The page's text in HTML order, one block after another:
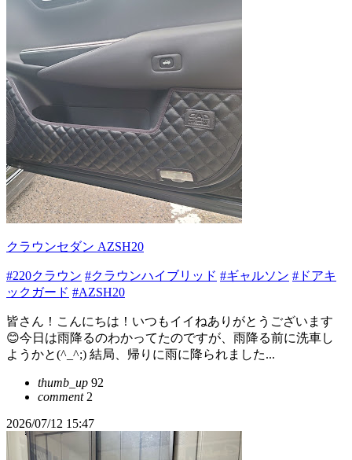
クラウンセダン AZSH20
#220クラウン #クラウンハイブリッド #ギャルソン #ドアキ
ックガード #AZSH20
皆さん！こんにちは！いつもイイねありがとうございます
😊今日は雨降るのわかってたのですが、雨降る前に洗車し
ようかと(^_^;) 結局、帰りに雨に降られました...
thumb_up 92
comment2
2026/07/12 15:47